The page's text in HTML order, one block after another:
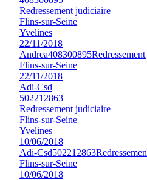
Redressement judiciaire
Flins-sur-Seine
Yvelines
22/11/2018
Andrea408300895
Flins-sur-Seine
22/11/2018
Adi-Csd
502212863
Redressement judiciaire
Flins-sur-Seine
Yvelines
10/06/2018
Adi-Csd502212863
Flins-sur-Seine
10/06/2018